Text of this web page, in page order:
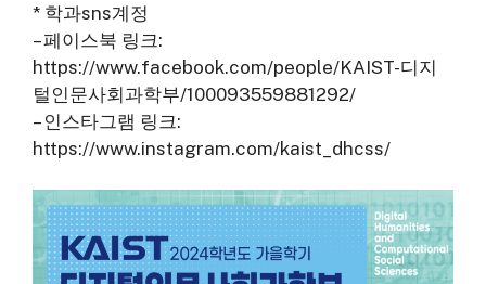
* 학과sns계정
– 페이스북 링크:
https://www.facebook.com/people/KAIST-디지
털인문사회과학부/100093559881292/
– 인스타그램 링크:
https://www.instagram.com/kaist_dhcss/